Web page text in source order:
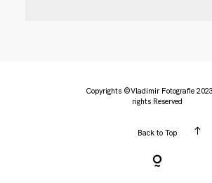
Copyrights ©Vladimir Fotografie
rights Reserved
Back to Top